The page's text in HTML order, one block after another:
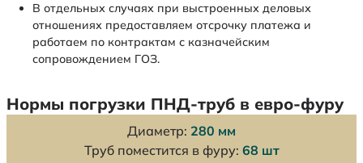
В отдельных случаях при выстроенных деловых
отношениях предоставляем отсрочку платежа и
работаем по контрактам с казначейским
сопровождением ГОЗ.
Нормы погрузки ПНД-труб в евро-фуру
Диаметр: 280 мм
Труб поместится в фуру: 68 шт